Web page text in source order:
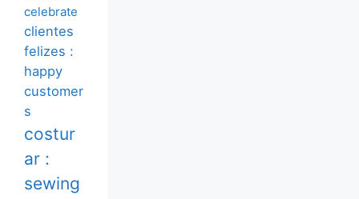
celebrate
clientes
felizes :
happy
customer
s
costur
ar :
sewing